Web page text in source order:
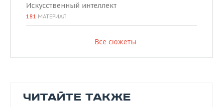
Искусственный интеллект
181 МАТЕРИАЛ
Все сюжеты
ЧИТАЙТЕ ТАКЖЕ